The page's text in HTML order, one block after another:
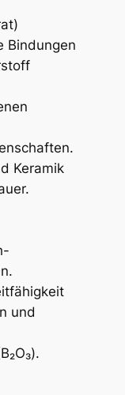
Bindungen
Keramik
und